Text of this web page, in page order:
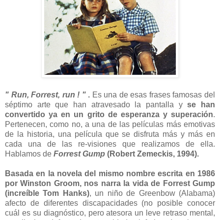
" Run, Forrest, run ! ". Es una de esas frases famosas del
séptimo arte que han atravesado la pantalla yse han
convertido ya en un grito de esperanza y superación.
Pertenecen, como no, a una de las películas más emotivas
de la historia, una película que se disfruta más y más en
cada una de las re-visiones que realizamos de ella.
Hablamos de Forrest Gump (Robert Zemeckis, 1994).
Basada en la novela del mismo nombre escrita en 1986
por Winston Groom, nos narra la vida de Forrest Gump
(increíble Tom Hanks), un niño de Greenbow (Alabama)
afecto de diferentes discapacidades (no posible conocer
cuál es su diagnóstico, pero atesora un leve retraso mental,